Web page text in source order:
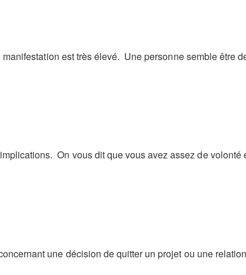
est très élevé. Une personne semble être
On vous dit que vous avez assez de volonté
une décision de quitter un projet ou une